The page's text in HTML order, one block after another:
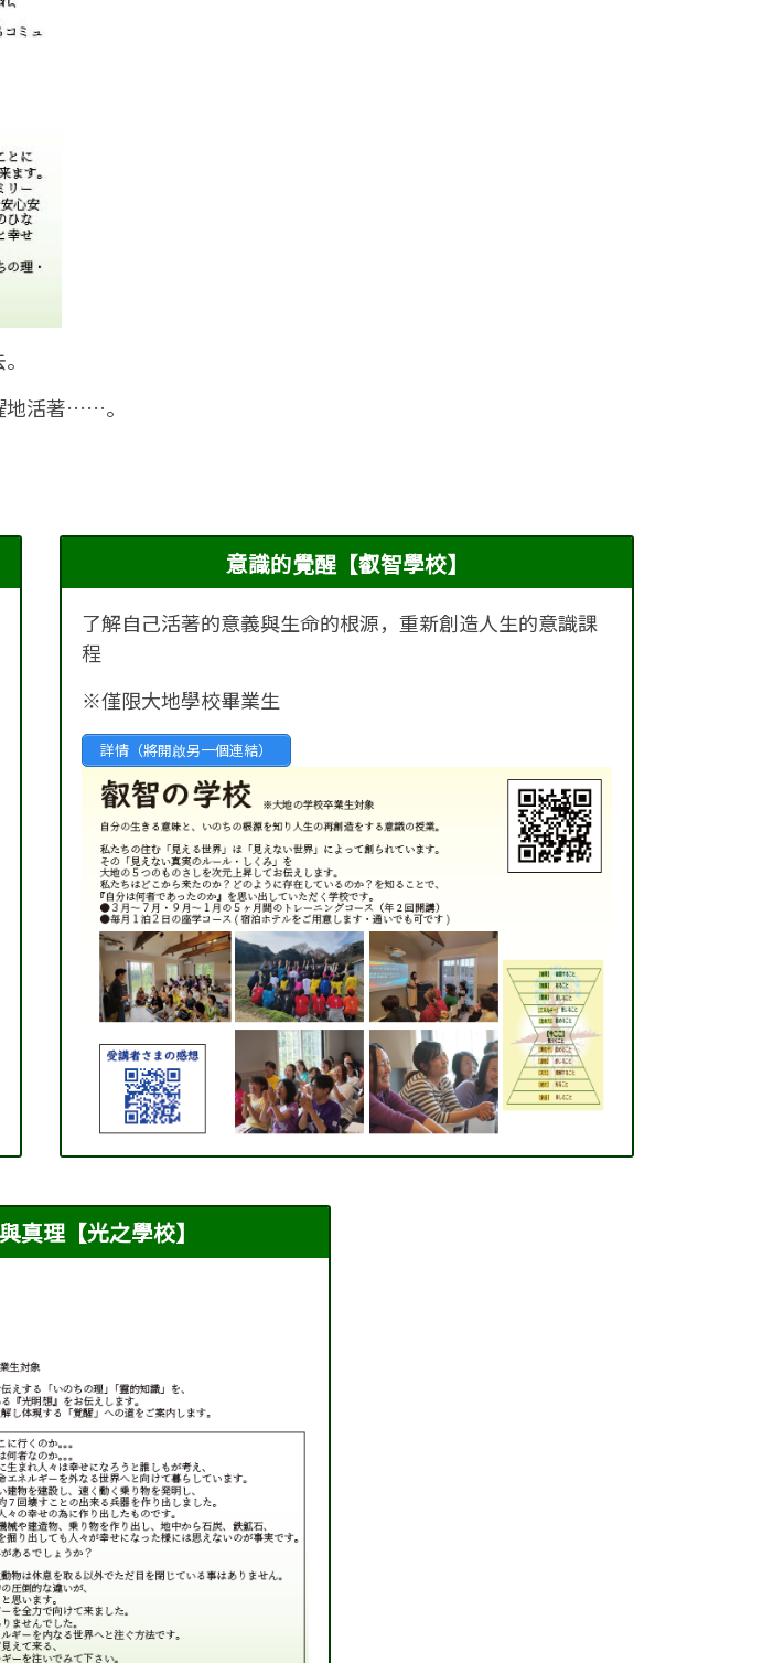
地活著……。
意識的覺醒【叡智學校】
了解自己活著的意義與生命的根源，重新創造人生的意識課
程
※僅限大地學校畢業生
詳情（將開啟另一個連結）
真理【光之學校】